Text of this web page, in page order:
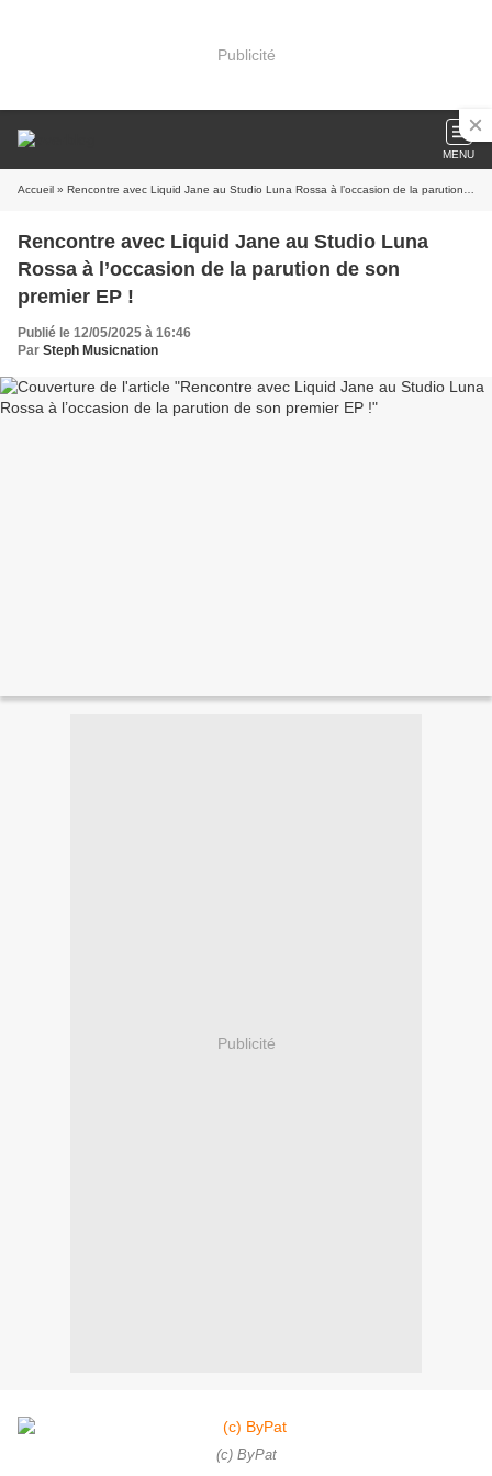
Publicité
MENU
Accueil » Rencontre avec Liquid Jane au Studio Luna Rossa à l’occasion de la parution de son premier EP !
Rencontre avec Liquid Jane au Studio Luna
Rossa à l’occasion de la parution de son
premier EP !
Publié le 12/05/2025 à 16:46
Par Steph Musicnation
Publicité
(c) ByPat